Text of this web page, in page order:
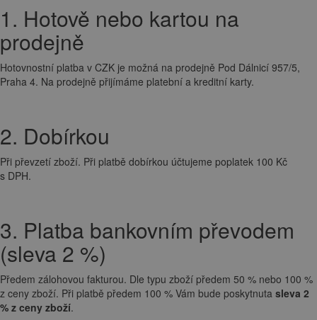
1. Hotově nebo kartou na
prodejně
Hotovnostní platba v CZK je možná na prodejně Pod Dálnicí 957/5,
Praha 4. Na prodejně přijímáme platební a kreditní karty.
2. Dobírkou
Při převzetí zboží. Při platbě dobírkou účtujeme poplatek 100 Kč
s DPH.
3. Platba bankovním převodem
(sleva 2 %)
Předem zálohovou fakturou. Dle typu zboží předem 50 % nebo 100 %
z ceny zboží. Při platbě předem 100 % Vám bude poskytnuta sleva 2
% z ceny zboží.